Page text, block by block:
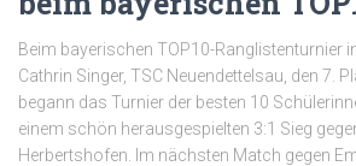
Beim bayerischen TOP10-Ranglistenturnier
Cathrin Singer, TSC Neuendettelsau, den 7.
begann das Turnier der besten 10
einem schön herausgespielten 3:1 Sieg
Herbertshofen. Im nächsten Match gegen